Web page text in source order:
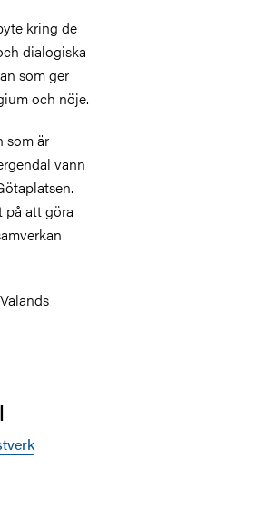
kring de
dialogiska
som ger
och nöje.
som är
vann
på att göra